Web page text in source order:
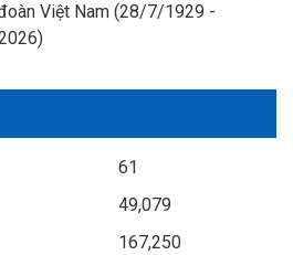
Việt Nam (28/7/1929 -
61
49,079
167,250